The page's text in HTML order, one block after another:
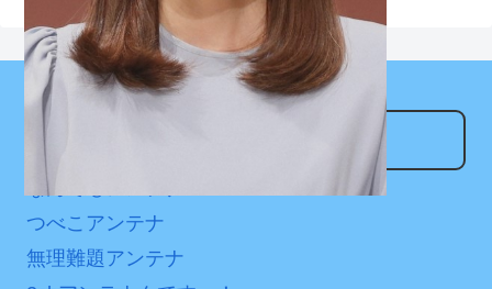
Powered by livedoor 相
互RSS
なんでもアンテナ
つべこアンテナ
無理難題アンテナ